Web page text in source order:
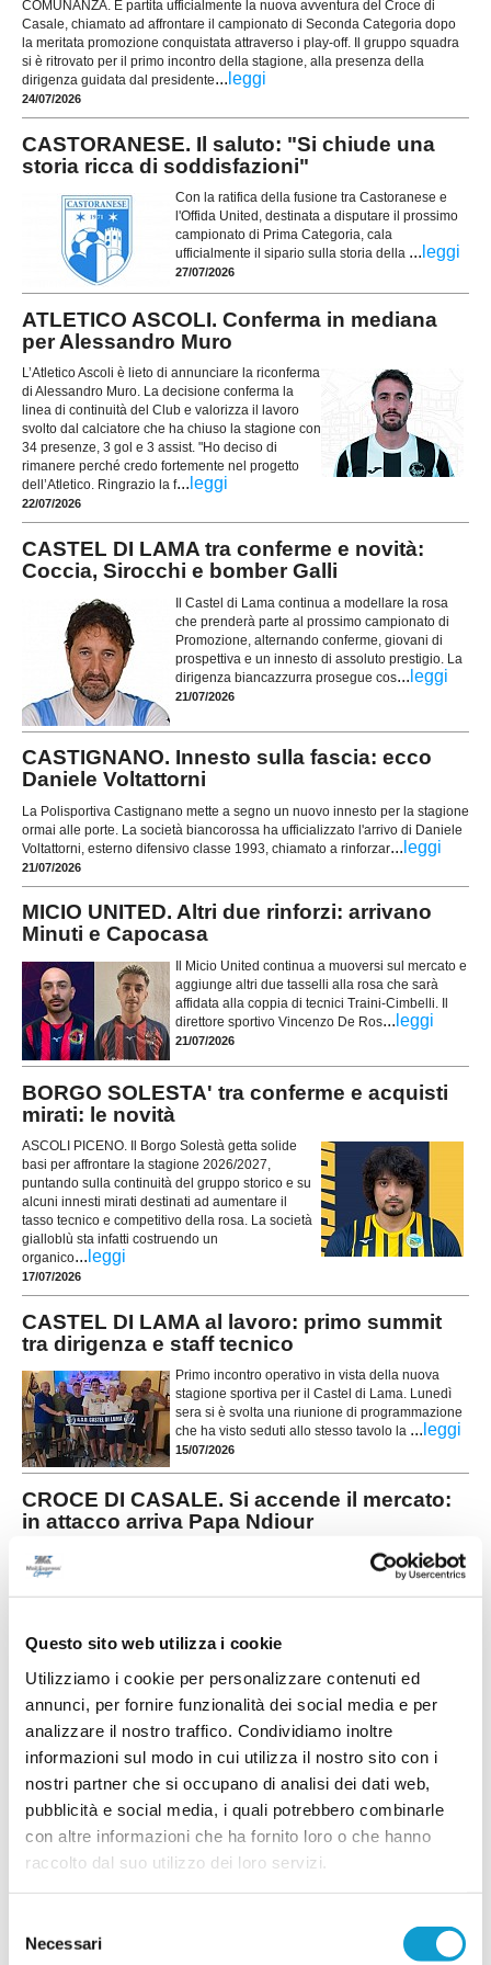
Questo sito web utilizza i cookie
Utilizziamo i cookie per personalizzare contenuti ed
annunci, per fornire funzionalità dei social media e per
analizzare il nostro traffico. Condividiamo inoltre
informazioni sul modo in cui utilizza il nostro sito con i
nostri partner che si occupano di analisi dei dati web,
pubblicità e social media, i quali potrebbero combinarle
con altre informazioni che ha fornito loro o che hanno
raccolto dal suo utilizzo dei loro servizi.
delNecessari
COMUNANZA. È partita ufficialmente la nuova avventura del Croce di
Casale, chiamato ad affrontare il campionato di Seconda Categoria dopo
la meritata promozione conquistata attraverso i play-off. Il gruppo squadra
si è ritrovato per il primo incontro della stagione, alla presenza della
dirigenza guidata dal presidente... leggi
24/07/2026
CASTORANESE. Il saluto: "Si chiude una
storia ricca di soddisfazioni"
Con la ratifica della fusione tra Castoranese e
l'Offida United, destinata a disputare il prossimo
campionato di Prima Categoria, cala
ufficialmente il sipario sulla storia della ... leggi
27/07/2026
ATLETICO ASCOLI. Conferma in mediana
per Alessandro Muro
L’Atletico Ascoli è lieto di annunciare la riconferma
di Alessandro Muro. La decisione conferma la
linea di continuità del Club e valorizza il lavoro
svolto dal calciatore che ha chiuso la stagione con
34 presenze, 3 gol e 3 assist. "Ho deciso di
rimanere perché credo fortemente nel progetto
dell’Atletico. Ringrazio la f... leggi
22/07/2026
CASTEL DI LAMA tra conferme e novità:
Coccia, Sirocchi e bomber Galli
Il Castel di Lama continua a modellare la rosa
che prenderà parte al prossimo campionato di
Promozione, alternando conferme, giovani di
prospettiva e un innesto di assoluto prestigio. La
dirigenza biancazzurra prosegue cos... leggi
21/07/2026
CASTIGNANO. Innesto sulla fascia: ecco
Daniele Voltattorni
La Polisportiva Castignano mette a segno un nuovo innesto per la stagione
ormai alle porte. La società biancorossa ha ufficializzato l'arrivo di Daniele
Voltattorni, esterno difensivo classe 1993, chiamato a rinforzar... leggi
21/07/2026
MICIO UNITED. Altri due rinforzi: arrivano
Minuti e Capocasa
Il Micio United continua a muoversi sul mercato e
aggiunge altri due tasselli alla rosa che sarà
affidata alla coppia di tecnici Traini-Cimbelli. Il
direttore sportivo Vincenzo De Ros... leggi
21/07/2026
BORGO SOLESTA' tra conferme e acquisti
mirati: le novità
ASCOLI PICENO. Il Borgo Solestà getta solide
basi per affrontare la stagione 2026/2027,
puntando sulla continuità del gruppo storico e su
alcuni innesti mirati destinati ad aumentare il
tasso tecnico e competitivo della rosa. La società
gialloblù sta infatti costruendo un
organico... leggi
17/07/2026
CASTEL DI LAMA al lavoro: primo summit
tra dirigenza e staff tecnico
Primo incontro operativo in vista della nuova
stagione sportiva per il Castel di Lama. Lunedì
sera si è svolta una riunione di programmazione
che ha visto seduti allo stesso tavolo la ... leggi
15/07/2026
CROCE DI CASALE. Si accende il mercato:
in attacco arriva Papa Ndiour
COMUNANZA. Piazza il colpo di mercato il Croce di Casale, società neo
promossa in Seconda categoria. Nelle ultime ore la dirigenza bianco-verde
15/07/2026
GROTTAMMARE. Spazio ai giovani:
Nannuzzi e Fradiani in prima squadra
vivaio e promuove in prima squadra due giovani
di prospettiva in vista della stagione 2026-2027.
Faranno parte della preparazione estiva agli
ordini dello staff tecnico il centrocampista
Simo...leggi
14/07/2026